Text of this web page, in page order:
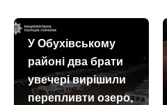
У Обухівському
районі два брати
увечері вирішили
перепливти озеро,